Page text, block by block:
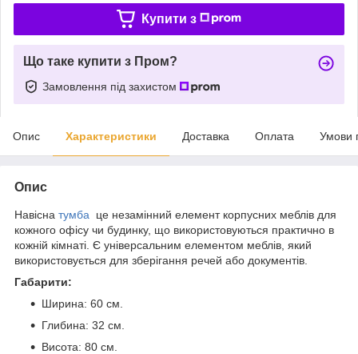
Купити з
Що таке купити з Пром?
Замовлення під захистом
Опис Характеристики Доставка Оплата Умови
Опис
Навісна тумба це незамінний елемент корпусних меблів для
кожного офісу чи будинку, що використовуються практично в
кожній кімнаті. Є універсальним елементом меблів, який
використовується для зберігання речей або документів.
Габарити:
Ширина: 60 см.
Глибина: 32 см.
Висота: 80 см.